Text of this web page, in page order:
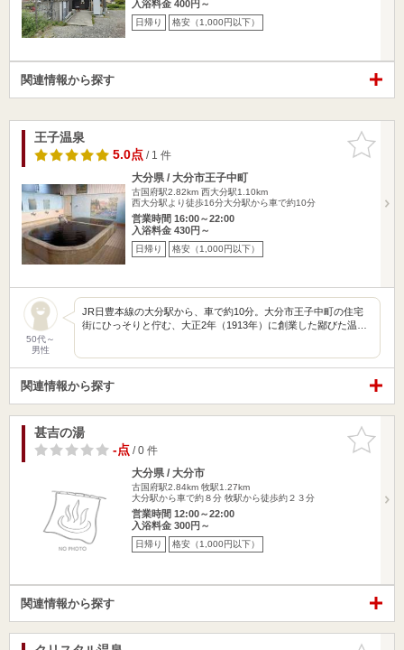
入浴料金 400円～
日帰り 格安（1,000円以下）
関連情報から探す
お気に入
りに追加
王子温泉
5.0点/ 1 件
大分県 / 大分市王子中町
古国府駅2.82km 西大分駅1.10km
西大分駅より徒歩16分大分駅から車で約10分
営業時間 16:00～22:00
入浴料金 430円～
日帰り 格安（1,000円以下）
50代～
男性
JR日豊本線の大分駅から、車で約10分。大分市王子中町の住宅
街にひっそりと佇む、大正2年（1913年）に創業した鄙びた温…
関連情報から探す
お気に入
りに追加
甚吉の湯
-点/ 0 件
大分県 / 大分市
古国府駅2.84km 牧駅1.27km
大分駅から車で約８分 牧駅から徒歩約２３分
営業時間 12:00～22:00
入浴料金 300円～
日帰り 格安（1,000円以下）
関連情報から探す